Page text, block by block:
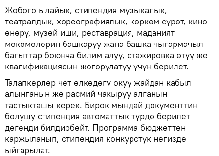
Жобого ылайык, стипендия музыкалык,
театралдык, хореографиялык, көркөм сүрөт, кино
өнөрү, музей иши, реставрация, маданият
мекемелерин башкаруу жана башка чыгармачыл
багыттар боюнча билим алуу, стажировка өтүү же
квалификациясын жогорулатуу үчүн берилет.
Талапкерлер чет өлкөдөгү окуу жайдан кабыл
алынганын же расмий чакыруу алганын
тастыкташы керек. Бирок мындай документтин
болушу стипендия автоматтык түрдө берилет
дегенди билдирбейт. Программа бюджеттен
каржыланып, стипендия конкурстук негизде
ыйгарылат.